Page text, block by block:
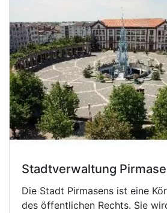
Stadtverwaltung
Die Stadt Pirmasens ist eine
des öffentlichen Rechts. Sie